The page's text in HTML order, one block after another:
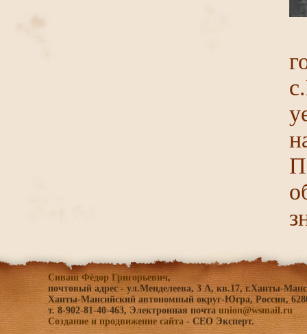
Сиваш Фёдор Григорьевич,
почтовый адрес - ул.Менделеева, 3 A, кв.17, г.Ханты-
Ханты-Мансийский автономный округ-Югра, Россия,
т. 8-902-81-40-463, Электронная почта union@wsmail.ru
Создание и продвижение сайта - СЕО Эксперт.